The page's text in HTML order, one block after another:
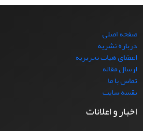
صفحه اصلی
درباره نشریه
اعضای هیات تحریریه
ارسال مقاله
تماس با ما
نقشه سایت
اخبار و اعلانات